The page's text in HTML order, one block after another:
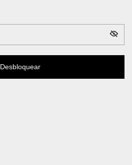
Desbloquear